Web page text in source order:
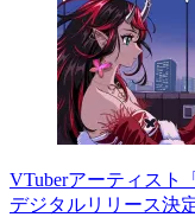
VTuberアーティスト
デジタルリリース決